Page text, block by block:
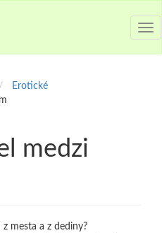
Erotické
medzi
mesta a z dediny?